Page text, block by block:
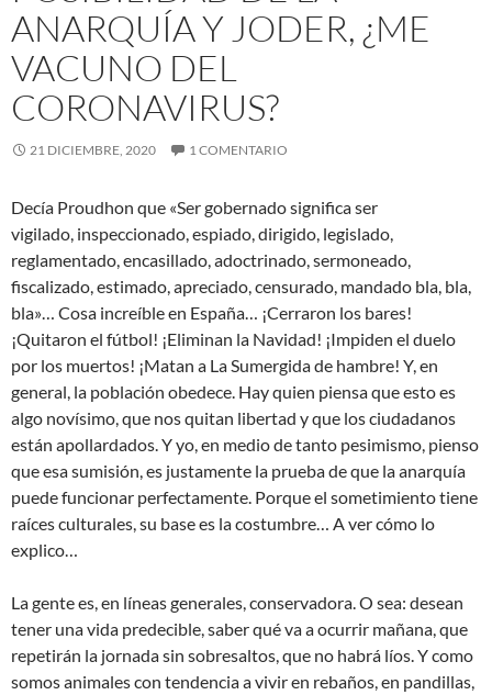
ANARQUÍA Y JODER, ¿ME
VACUNO DEL
CORONAVIRUS?
21 DICIEMBRE, 2020 1 COMENTARIO
Decía Proudhon que «Ser gobernado significa ser
vigilado, inspeccionado, espiado, dirigido, legislado,
reglamentado, encasillado, adoctrinado, sermoneado,
fiscalizado, estimado, apreciado, censurado, mandado bla, bla,
bla»… Cosa increíble en España… ¡Cerraron los bares!
¡Quitaron el fútbol! ¡Eliminan la Navidad! ¡Impiden el duelo
por los muertos! ¡Matan a La Sumergida de hambre! Y, en
general, la población obedece. Hay quien piensa que esto es
algo novísimo, que nos quitan libertad y que los ciudadanos
están apollardados. Y yo, en medio de tanto pesimismo, pienso
que esa sumisión, es justamente la prueba de que la anarquía
puede funcionar perfectamente. Porque el sometimiento tiene
raíces culturales, su base es la costumbre… A ver cómo lo
explico…
La gente es, en líneas generales, conservadora. O sea: desean
tener una vida predecible, saber qué va a ocurrir mañana, que
repetirán la jornada sin sobresaltos, que no habrá líos. Y como
somos animales con tendencia a vivir en rebaños, en pandillas,